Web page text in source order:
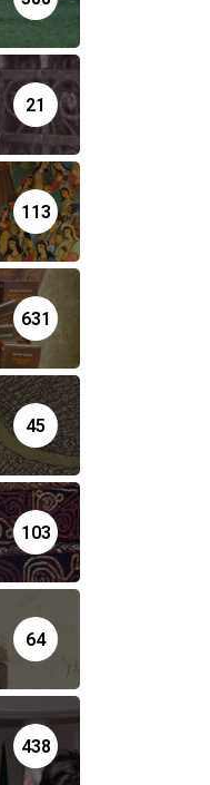
21
113
631
45
103
64
438